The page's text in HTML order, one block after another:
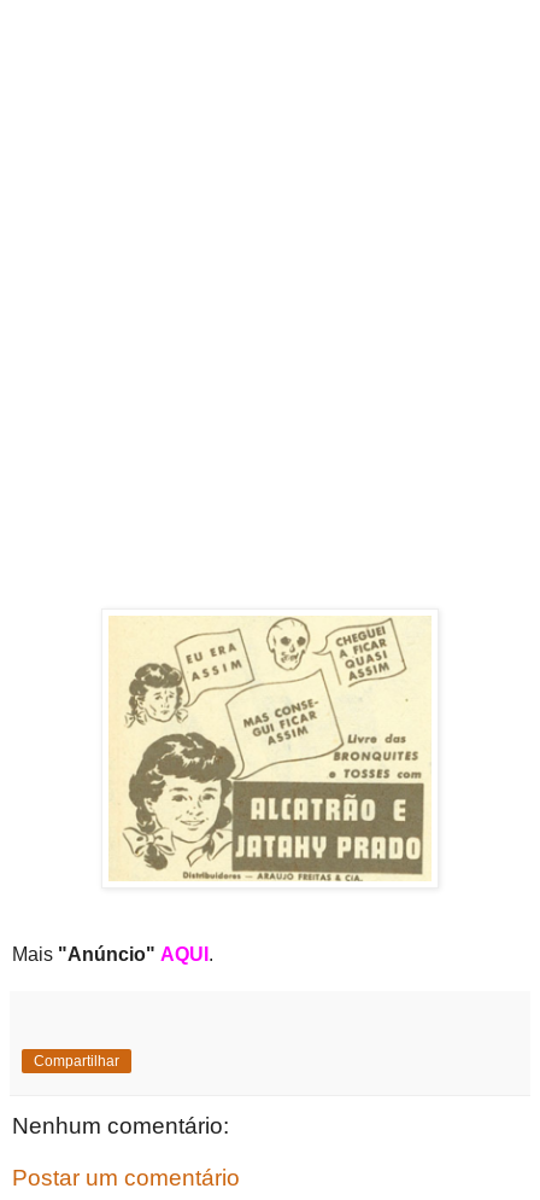
Mais "Anúncio" AQUI .
Compartilhar
Nenhum comentário:
Postar um comentário